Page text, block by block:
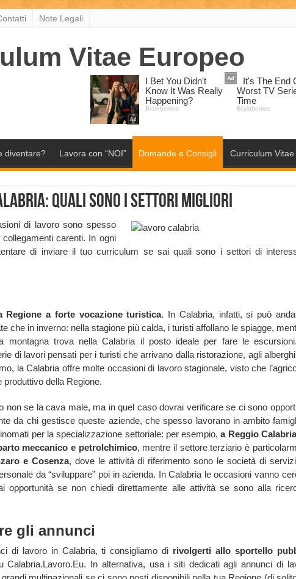
Note Legali
diventare? Lavora con “NOI” Domande e Consigli Curriculum Vitae
quali sono i settori migliori
di lavoro sono spesso
carenti. In ogni
di inviare il tuo curriculum se sai quali sono i settori di
Regione a forte vocazione turistica. In Calabria, infatti, si può
che in inverno: nella stagione più calda, i turisti affollano le spiagge,
montagna trova nella Calabria il posto ideale per fare le
di lavori pensati per i turisti che arrivano dalla ristorazione, agli
la Calabria offre molte occasioni di lavoro stagionale, visto che
della Regione.
non se la cava male, ma in quel caso dovrai verificare se ci sono
da chi gestisce queste aziende, che spesso lavorano in ambito
per la specializzazione settoriale: per esempio,a Reggio
meccanico e petrolchimico, mentre il settore terziario è
e Cosenza, dove le attività di riferimento sono le società di
da “sviluppare” poi in azienda. In Calabria le occasioni vanno
opportunità se non chiedi direttamente alle attività se sono alla
gli annunci
di lavoro in Calabria, ti consigliamo di rivolgerti allo sportello
In alternativa, usa i siti dedicati agli annunci di